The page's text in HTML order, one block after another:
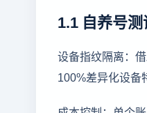
1.1 自养号
设备指纹隔离：
100%差异化设备